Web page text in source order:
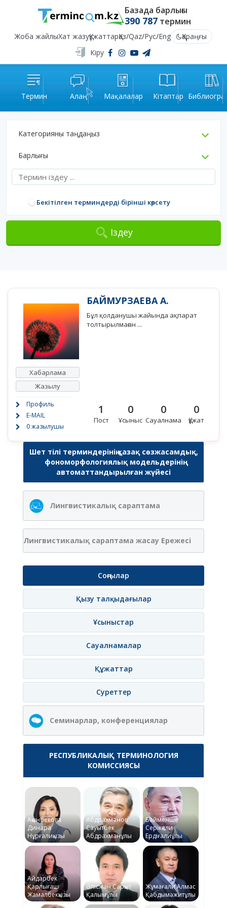
Базада барлығы
390 787термин
Жоба жайлыХат жазуҚұжаттарҚаз/Qaz/Рус/Eng
Қараңғы
Кіру
Термин Алаң Мақалалар Кітаптар
Категорияны таңдаңыз
Барлығы
Бекітілген терминдерді бірінші көрсету
Іздеу
Хабарлама
Жазылу
Профиль
E-MAIL
0 жазылушы
БАЙМУРЗАЕВА А.
Бұл қолданушы жайында ақпарат
толтырылмаған ...
1
Пост
0
Ұсыныс
0
Сауалнама
0
Құжат
Шет тілі терминдерінің қазақ сөзжасамдық,
фономорфологиялық модельдерінің
автоматтандырылған жүйесі
Лингвистикалық сараптама
Лингвистикалық сараптама жасау Ережесі
Соңғылар
Қызу талқыдағылар
Ұсыныстар
Сауалнамалар
Құжаттар
Суреттер
Семинарлар, конференциялар
РЕСПУБЛИКАЛЫҚ ТЕРМИНОЛОГИЯ
КОМИССИЯСЫ
Ақынбекова
Динара
Нұрғалиқызы
Абдрахманов
Сауытбек
Абдрахманұлы
Байменше
Серікқали
Ердіғалиұлы
Айдарбек
Қарлығаш
Жамалбекқызы
Әлісжан Сарқыт
Қалымұлы
Жұмағали Алмас
Қабдымәжитұлы